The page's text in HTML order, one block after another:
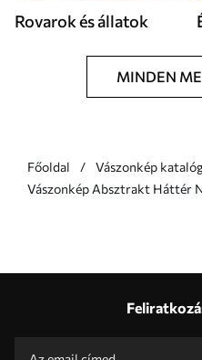
Rovarok és állatok
MINDEN
Főoldal Vászonkép
Vászonkép Absztrakt